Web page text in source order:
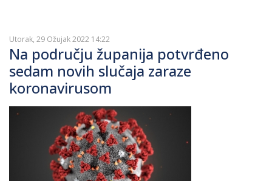
Utorak, 29 Ožujak 2022 14:22
Na području županija potvrđeno
sedam novih slučaja zaraze
koronavirusom